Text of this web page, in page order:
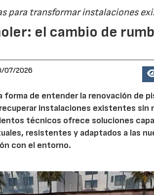
para transformar instalaciones
el cambio de
07/2026
forma de entender la renovación de
instalaciones existentes sin
técnicos ofrece soluciones
resistentes y adaptados a las
con el entorno.